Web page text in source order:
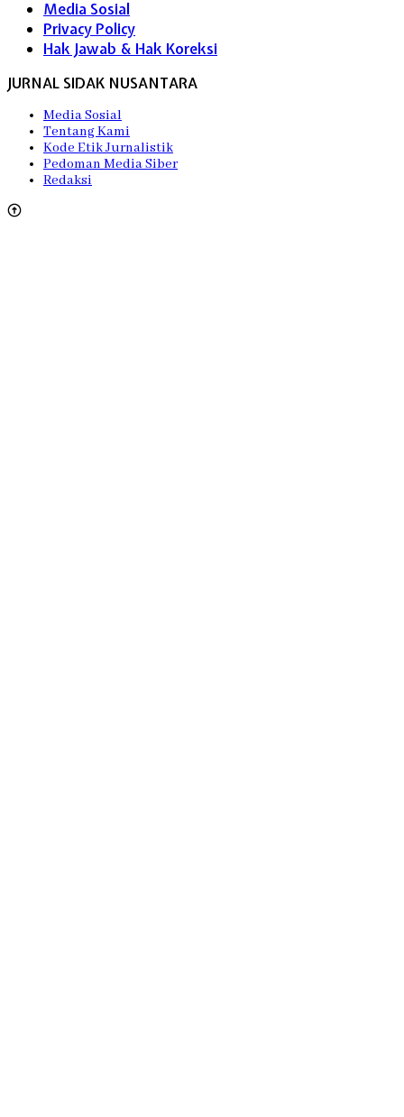
Media Sosial
Privacy Policy
Hak Jawab & Hak Koreksi
JURNAL SIDAK NUSANTARA
Media Sosial
Tentang Kami
Kode Etik Jurnalistik
Pedoman Media Siber
Redaksi